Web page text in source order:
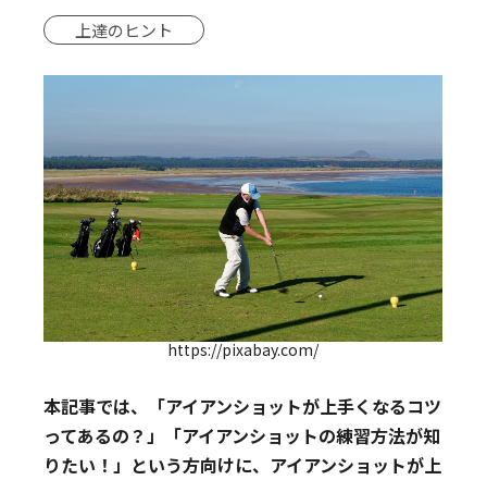
上達のヒント
https://pixabay.com/
本記事では、「アイアンショットが上手くなるコツ
ってあるの？」「アイアンショットの練習方法が知
りたい！」という方向けに、アイアンショットが上